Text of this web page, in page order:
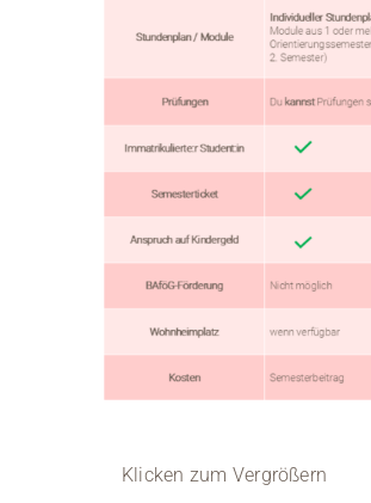
Klicken zum Vergrößern